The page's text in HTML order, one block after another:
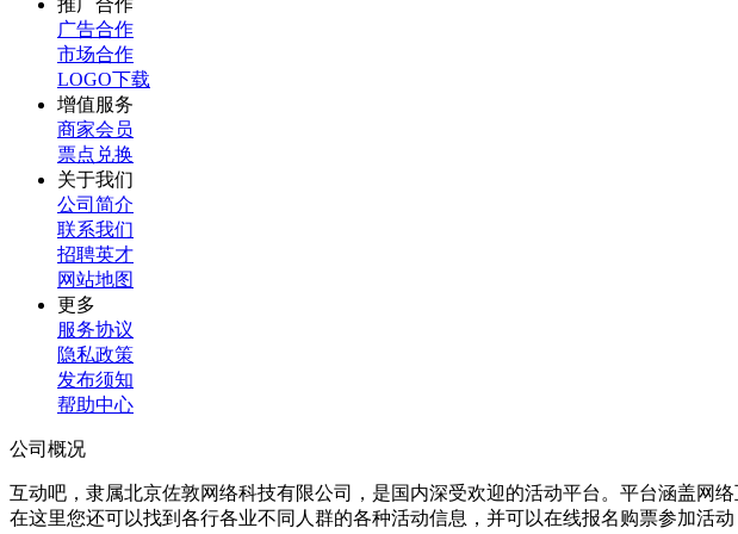
推广合作
广告合作
市场合作
LOGO下载
增值服务
商家会员
票点兑换
关于我们
公司简介
联系我们
招聘英才
网站地图
更多
服务协议
隐私政策
发布须知
帮助中心
公司概况
互动吧，隶属北京佐敦网络科技有限公司，是国内深受欢迎的活动平台。平台涵盖网
在这里您还可以找到各行各业不同人群的各种活动信息，并可以在线报名购票参加活